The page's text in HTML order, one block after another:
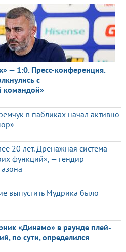
— 1:0. Пресс-конференция.
с
командой»
в пабликах начал активно
20 лет. Дренажная система
функций», — гендир
выпустить Мудрика было
«Динамо» в раунде плей-
по сути, определился